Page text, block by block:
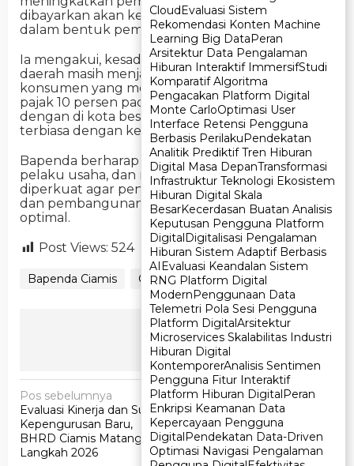
CloudEvaluasi Sistem
Rekomendasi Konten Machine
Learning Big DataPeran
Arsitektur Data Pengalaman
Hiburan Interaktif ImmersifStudi
Komparatif Algoritma
Pengacakan Platform Digital
Monte CarloOptimasi User
Interface Retensi Pengguna
Berbasis PerilakuPendekatan
Analitik Prediktif Tren Hiburan
Digital Masa DepanTransformasi
Infrastruktur Teknologi Ekosistem
Hiburan Digital Skala
BesarKecerdasan Buatan Analisis
Keputusan Pengguna Platform
DigitalDigitalisasi Pengalaman
Hiburan Sistem Adaptif Berbasis
AIEvaluasi Keandalan Sistem
RNG Platform Digital
ModernPenggunaan Data
Telemetri Pola Sesi Pengguna
Platform DigitalArsitektur
Microservices Skalabilitas Industri
Hiburan Digital
KontemporerAnalisis Sentimen
Pengguna Fitur Interaktif
Platform Hiburan DigitalPeran
Enkripsi Keamanan Data
Kepercayaan Pengguna
DigitalPendekatan Data-Driven
Optimasi Navigasi Pengalaman
CloudEvaluasi Sistem
Rekomendasi Konten Machine
Learning Big DataPeran
Arsitektur Data Pengalaman
Hiburan Interaktif ImmersifStudi
Komparatif Algoritma
Pengacakan Platform Digital
Monte CarloOptimasi User
Interface Retensi Pengguna
Berbasis PerilakuPendekatan
Analitik Prediktif Tren Hiburan
Digital Masa DepanTransformasi
Infrastruktur Teknologi Ekosistem
Hiburan Digital Skala
BesarKecerdasan Buatan Analisis
Keputusan Pengguna Platform
DigitalDigitalisasi Pengalaman
Hiburan Sistem Adaptif Berbasis
AIEvaluasi Keandalan Sistem
RNG Platform Digital
ModernPenggunaan Data
Telemetri Pola Sesi Pengguna
Platform DigitalArsitektur
Microservices Skalabilitas Industri
Hiburan Digital
KontemporerAnalisis Sentimen
Pengguna Fitur Interaktif
Platform Hiburan DigitalPeran
Enkripsi Keamanan Data
Kepercayaan Pengguna
DigitalPendekatan Data-Driven
Optimasi Navigasi Pengalaman
dibayarkan akan kembali kepada masyarakat
dalam bentuk pembangunan.
Ia mengakui, kesadaran membayar pajak di
daerah masih menjadi tantangan. Masih terdapat
konsumen yang mempertanyakan tambahan
pajak 10 persen pada struk pembayaran, berbeda
dengan di kota besar yang umumnya sudah
terbiasa dengan ketentuan tersebut.
Bapenda berharap kolaborasi antara pemerintah,
pelaku usaha, dan masyarakat dapat terus
diperkuat agar penerimaan daerah tetap terjaga
dan pembangunan di Kabupaten Ciamis berjalan
optimal.
Post Views: 524
Bapenda Ciamis Ciamis
Ikuti Kami
N
a
v
Pos sebelumnya
Evaluasi Kinerja dan Susun
Kepengurusan Baru,
BHRD Ciamis Matangkan
Langkah 2026
Pos berikutnya
LASQI-NJ Ciamis Hidupkan
Ramadan Lewat Festival
Seni Religi